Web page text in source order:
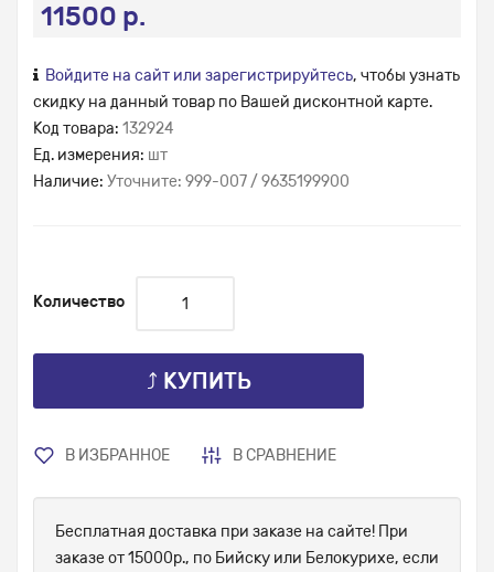
11500 р.
Войдите на сайт или зарегистрируйтесь, чтобы узнать
скидку на данный товар по Вашей дисконтной карте.
Код товара: 132924
Ед. измерения: шт
Наличие: Уточните: 999-007 / 9635199900
Количество
⤴ КУПИТЬ
В ИЗБРАННОЕ В СРАВНЕНИЕ
Бесплатная доставка при заказе на сайте! При
заказе от 15000р., по Бийску или Белокурихе, если